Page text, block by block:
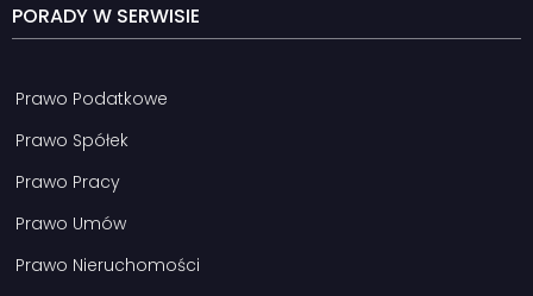
PORADY W SERWISIE
Prawo Podatkowe
Prawo Spółek
Prawo Pracy
Prawo Umów
Prawo Nieruchomości